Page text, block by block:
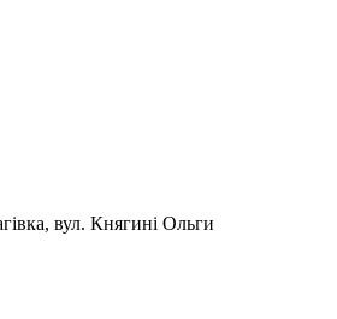
вул. Княгині Ольги